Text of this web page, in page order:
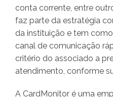
conta corrente, entre
faz parte da estratégia
da instituição e tem
canal de comunicação
critério do associado a
atendimento, conforme
A CardMonitor é uma